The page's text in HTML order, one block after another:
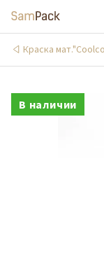
Краска
В наличии